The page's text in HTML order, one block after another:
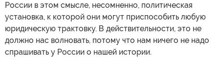
России в этом смысле, несомненно, политическая
установка, к которой они могут приспособить любую
юридическую трактовку. В действительности, это не
должно нас волновать, потому что нам ничего не надо
спрашивать у России о нашей истории.